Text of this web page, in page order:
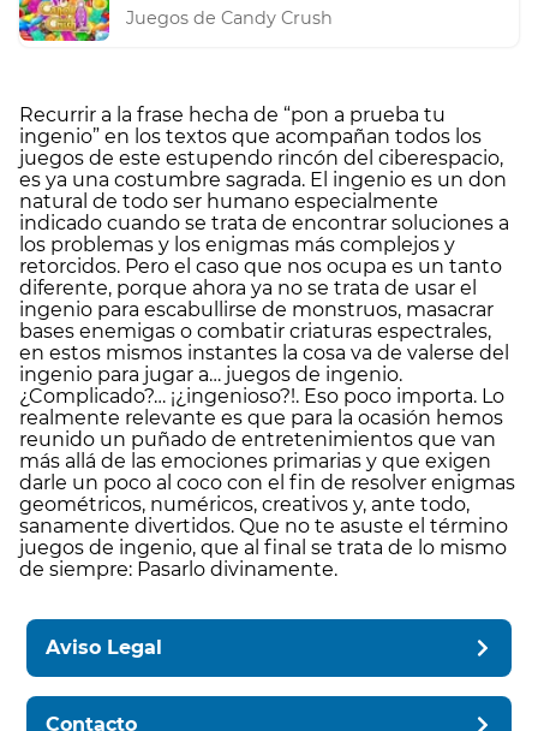
Juegos de Candy Crush
Recurrir a la frase hecha de “pon a prueba tu
ingenio” en los textos que acompañan todos los
juegos de este estupendo rincón del ciberespacio,
es ya una costumbre sagrada. El ingenio es un don
natural de todo ser humano especialmente
indicado cuando se trata de encontrar soluciones a
los problemas y los enigmas más complejos y
retorcidos. Pero el caso que nos ocupa es un tanto
diferente, porque ahora ya no se trata de usar el
ingenio para escabullirse de monstruos, masacrar
bases enemigas o combatir criaturas espectrales,
en estos mismos instantes la cosa va de valerse del
ingenio para jugar a… juegos de ingenio.
¿Complicado?… ¡¿ingenioso?!. Eso poco importa. Lo
realmente relevante es que para la ocasión hemos
reunido un puñado de entretenimientos que van
más allá de las emociones primarias y que exigen
darle un poco al coco con el fin de resolver enigmas
geométricos, numéricos, creativos y, ante todo,
sanamente divertidos. Que no te asuste el término
juegos de ingenio, que al final se trata de lo mismo
de siempre: Pasarlo divinamente.
Aviso Legal
Contacto